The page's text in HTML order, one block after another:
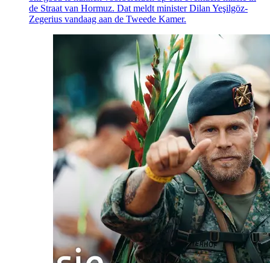
de Straat van Hormuz. Dat meldt minister Dilan Yeşilgöz-
Zegerius vandaag aan de Tweede Kamer.